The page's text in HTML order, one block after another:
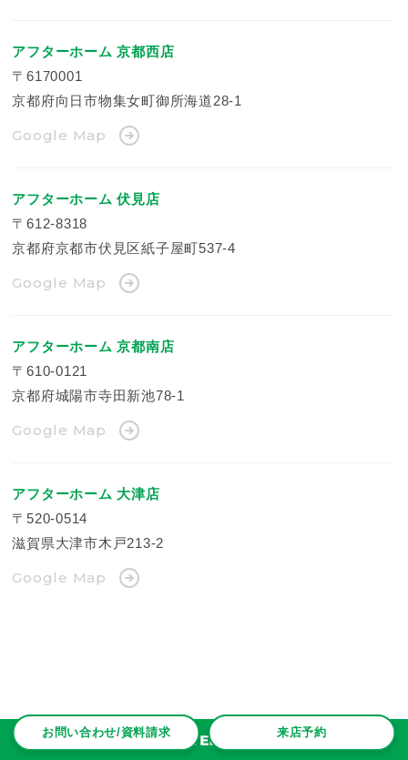
お問い合わせ/資料請求 来店予約
アフターホーム 京都西店
〒6170001
京都府向日市物集女町御所海道28-1
Google Map
アフターホーム 伏見店
〒612-8318
京都府京都市伏見区紙子屋町537-4
Google Map
アフターホーム 京都南店
〒610-0121
京都府城陽市寺田新池78-1
Google Map
アフターホーム 大津店
〒520-0514
滋賀県大津市木戸213-2
Google Map